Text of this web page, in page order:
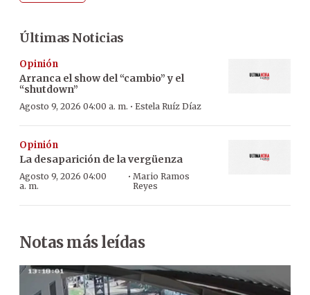
Últimas Noticias
Opinión
Arranca el show del “cambio” y el
“shutdown”
Agosto 9, 2026 04:00 a. m. · Estela Ruíz Díaz
Opinión
La desaparición de la vergüenza
Agosto 9, 2026 04:00
a. m.
· Mario Ramos
Reyes
Notas más leídas